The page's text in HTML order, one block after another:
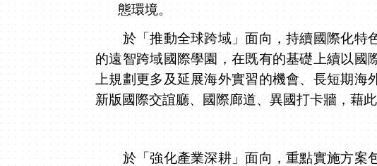
態環境。
於 「推動全球跨域」面向，持續國際化特
的遠智跨域國際學園，在既有的基礎上續以國
上規劃更多及延展海外實習的機會、長短期
新版國際交誼廳、國際廊道、異國打卡牆，藉
於「強化產業深耕」面向，重點實施方案